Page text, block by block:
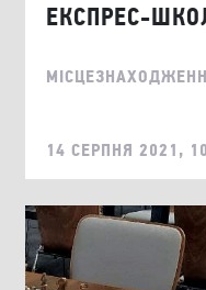
ЕКСПРЕС-
14 СЕРПНЯ 2021,